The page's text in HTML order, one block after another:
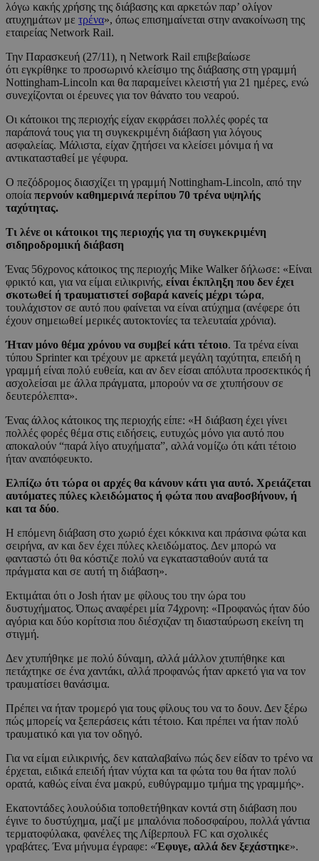
λόγω κακής χρήσης της διάβασης και αρκετών παρ’ ολίγον
ατυχημάτων με τρένα», όπως επισημαίνεται στην ανακοίνωση της
εταιρείας Network Rail.
Την Παρασκευή (27/11), η Network Rail επιβεβαίωσε
ότι εγκρίθηκε το προσωρινό κλείσιμο της διάβασης στη γραμμή
Nottingham-Lincoln και θα παραμείνει κλειστή για 21 ημέρες, ενώ
συνεχίζονται οι έρευνες για τον θάνατο του νεαρού.
Οι κάτοικοι της περιοχής είχαν εκφράσει πολλές φορές τα
παράπονά τους για τη συγκεκριμένη διάβαση για λόγους
ασφαλείας. Μάλιστα, είχαν ζητήσει να κλείσει μόνιμα ή να
αντικατασταθεί με γέφυρα.
Ο πεζόδρομος διασχίζει τη γραμμή Nottingham-Lincoln, από την
οποία περνούν καθημερινά περίπου 70 τρένα υψηλής
ταχύτητας.
Τι λένε οι κάτοικοι της περιοχής για τη συγκεκριμένη
σιδηροδρομική διάβαση
Ένας 56χρονος κάτοικος της περιοχής Mike Walker δήλωσε: «Είναι
φρικτό και, για να είμαι ειλικρινής, είναι έκπληξη που δεν έχει
σκοτωθεί ή τραυματιστεί σοβαρά κανείς μέχρι τώρα,
τουλάχιστον σε αυτό που φαίνεται να είναι ατύχημα (ανέφερε ότι
έχουν σημειωθεί μερικές αυτοκτονίες τα τελευταία χρόνια).
Ήταν μόνο θέμα χρόνου να συμβεί κάτι τέτοιο. Τα τρένα είναι
τύπου Sprinter και τρέχουν με αρκετά μεγάλη ταχύτητα, επειδή η
γραμμή είναι πολύ ευθεία, και αν δεν είσαι απόλυτα προσεκτικός ή
ασχολείσαι με άλλα πράγματα, μπορούν να σε χτυπήσουν σε
δευτερόλεπτα».
Ένας άλλος κάτοικος της περιοχής είπε: «Η διάβαση έχει γίνει
πολλές φορές θέμα στις ειδήσεις, ευτυχώς μόνο για αυτό που
αποκαλούν “παρά λίγο ατυχήματα”, αλλά νομίζω ότι κάτι τέτοιο
ήταν αναπόφευκτο.
Ελπίζω ότι τώρα οι αρχές θα κάνουν κάτι για αυτό. Χρειάζεται
αυτόματες πύλες κλειδώματος ή φώτα που αναβοσβήνουν, ή
και τα δύο.
Η επόμενη διάβαση στο χωριό έχει κόκκινα και πράσινα φώτα και
σειρήνα, αν και δεν έχει πύλες κλειδώματος. Δεν μπορώ να
φανταστώ ότι θα κόστιζε πολύ να εγκατασταθούν αυτά τα
πράγματα και σε αυτή τη διάβαση».
Εκτιμάται ότι ο Josh ήταν με φίλους του την ώρα του
δυστυχήματος. Όπως αναφέρει μία 74χρονη: «Προφανώς ήταν δύο
αγόρια και δύο κορίτσια που διέσχιζαν τη διασταύρωση εκείνη τη
στιγμή.
Δεν χτυπήθηκε με πολύ δύναμη, αλλά μάλλον χτυπήθηκε και
πετάχτηκε σε ένα χαντάκι, αλλά προφανώς ήταν αρκετό για να τον
τραυματίσει θανάσιμα.
Πρέπει να ήταν τρομερό για τους φίλους του να το δουν. Δεν ξέρω
πώς μπορείς να ξεπεράσεις κάτι τέτοιο. Και πρέπει να ήταν πολύ
τραυματικό και για τον οδηγό.
Για να είμαι ειλικρινής, δεν καταλαβαίνω πώς δεν είδαν το τρένο να
έρχεται, ειδικά επειδή ήταν νύχτα και τα φώτα του θα ήταν πολύ
ορατά, καθώς είναι ένα μακρύ, ευθύγραμμο τμήμα της γραμμής».
Εκατοντάδες λουλούδια τοποθετήθηκαν κοντά στη διάβαση που
έγινε το δυστύχημα, μαζί με μπαλόνια ποδοσφαίρου, πολλά γάντια
τερματοφύλακα, φανέλες της Λίβερπουλ FC και σχολικές
γραβάτες. Ένα μήνυμα έγραφε: «Έφυγε, αλλά δεν ξεχάστηκε».